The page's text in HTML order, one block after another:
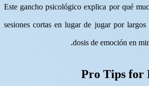
Este gancho psicológico explica por qué
sesiones cortas en lugar de jugar por
dosis de emoción en
Pro Tips for